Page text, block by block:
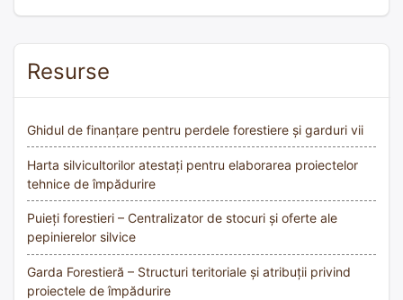
Resurse
Ghidul de finanțare pentru perdele forestiere și garduri vii
Harta silvicultorilor atestați pentru elaborarea proiectelor
tehnice de împădurire
Puieți forestieri – Centralizator de stocuri și oferte ale
pepinierelor silvice
Garda Forestieră – Structuri teritoriale și atribuții privind
proiectele de împădurire